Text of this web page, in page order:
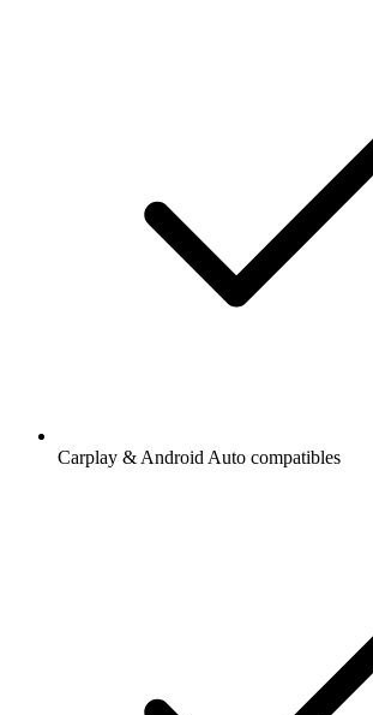
Carplay & Android Auto compatibles